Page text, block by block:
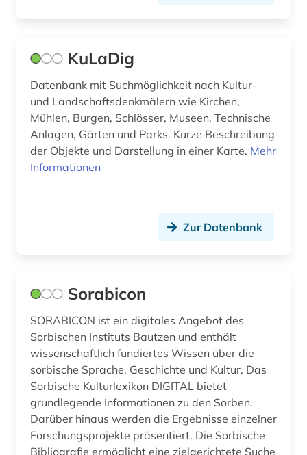
quelle (2)
quellensammlung (1)
recht (1)
regionalbibliografie (1)
religionswissenschaft (1)
religiöses (1)
renaissance (1)
rheinland (2)
rom (1)
romania (1)
romanistik (1)
KuLaDig
Datenbank mit Suchmöglichkeit nach Kultur-
und Landschaftsdenkmälern wie Kirchen,
Mühlen, Burgen, Schlösser, Museen, Technische
Anlagen, Gärten und Parks. Kurze Beschreibung
der Objekte und Darstellung in einer Karte. Mehr
Informationen
Zur Datenbank
Sorabicon
SORABICON ist ein digitales Angebot des
Sorbischen Instituts Bautzen und enthält
wissenschaftlich fundiertes Wissen über die
sorbische Sprache, Geschichte und Kultur. Das
Sorbische Kulturlexikon DIGITAL bietet
grundlegende Informationen zu den Sorben.
Darüber hinaus werden die Ergebnisse einzelner
Forschungsprojekte präsentiert. Die Sorbische
Bibliografie ermöglicht eine zielgerichtete Suche